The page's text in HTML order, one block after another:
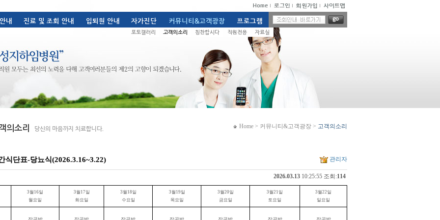
Home > 커뮤니티&고객광장 > 고객의소리
식단표-당뇨식(2026.3.16~3.22) 관리자
2026.03.13 10:25:55 조회:114
3 월 16일
월요일
3 월 17일
화요일
3 월 18일
수요일
3 월 19일
목요일
3 월20일
금요일
3 월21일
토요일
3 월22일
일요일